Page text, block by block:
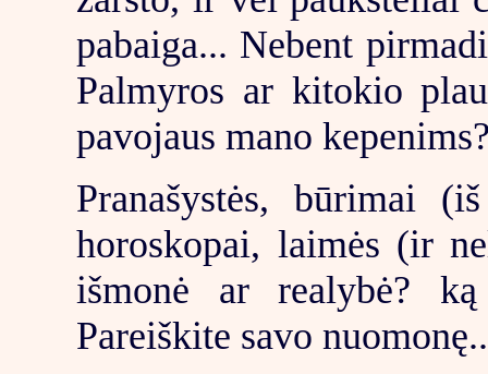
pabaiga... Nebent
Palmyros ar kitokio
pavojaus mano
Pranašystės, būrimai
horoskopai, laimės (ir
išmonė ar realybė?
Pareiškite savo